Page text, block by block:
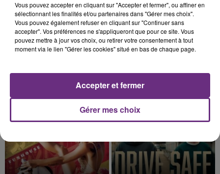
IMAGINE DRAGONS
Bones
ZAHO & MC SOLAAR
Comme Caroline
23h09
23h09 23h05
23h05
Vous pouvez accepter en cliquant sur "Accepter et fermer", ou affiner en
sélectionnant les finalités et/ou partenaires dans "Gérer mes choix".
Vous pouvez également refuser en cliquant sur "Continuer sans
accepter". Vos préférences ne s'appliqueront que pour ce site. Vous
pouvez mettre à jour vos choix, ou retirer votre consentement à tout
moment via le lien "Gérer les cookies" situé en bas de chaque page.
Gérer mes choix
Accepter et fermer